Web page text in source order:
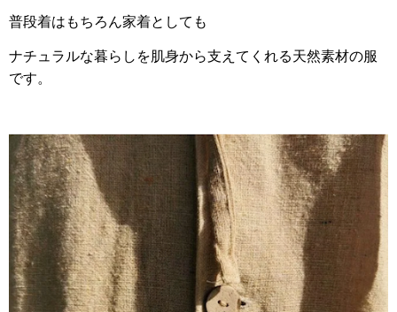
普段着はもちろん家着としても
ナチュラルな暮らしを肌身から支えてくれる天然素材の服
です。